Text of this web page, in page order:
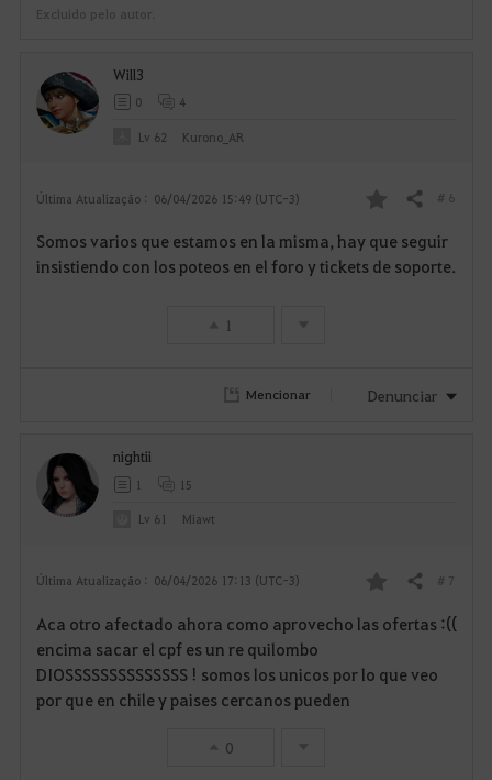
Excluído pelo autor.
Última Atualização : 06/04/2026 15:49 (UTC-3)
a
r
Compartilhar # 6
Somos varios que estamos en la misma, hay que seguir
insistiendo con los poteos en el foro y tickets de soporte.
1
Will3
0 4
Lv 62 Kurono_AR
Mencionar Denunciar
Última Atualização : 06/04/2026 17:13 (UTC-3)
v
Compartilhar # 7
Aca otro afectado ahora como aprovecho las ofertas :((
encima sacar el cpf es un re quilombo
DIOSSSSSSSSSSSSSS ! somos los unicos por lo que veo
por que en chile y paises cercanos pueden
0
nightii
1 15
Lv 61 Miawt